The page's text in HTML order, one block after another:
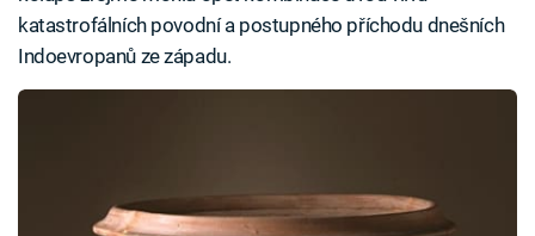
katastrofálních povodní a postupného příchodu dnešních
Indoevropanů ze západu.